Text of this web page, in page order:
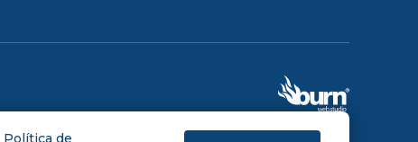
Política de